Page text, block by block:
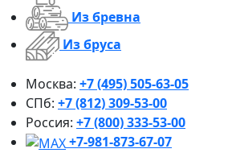
Из бревна
Из бруса
Москва: +7 (495) 505-63-05
СПб: +7 (812) 309-53-00
Россия: +7 (800) 333-53-00
+7-981-873-67-07